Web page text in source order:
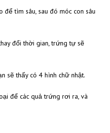
để tìm sâu, sau đó móc con sâu
đổi thời gian, trứng tự sẽ
sẽ thấy có 4 hình chữ nhật.
để các quả trứng rơi ra, và